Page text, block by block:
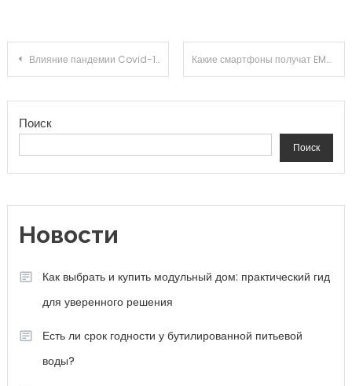
Навигация по записям
Влияние пандемии Covid-19 на мировую экономику последствия и перспективы Какие смартфоны получат EMUI 12
Поиск
Поиск
Новости
Как выбрать и купить модульный дом: практический гид
для уверенного решения
Есть ли срок годности у бутилированной питьевой
воды?